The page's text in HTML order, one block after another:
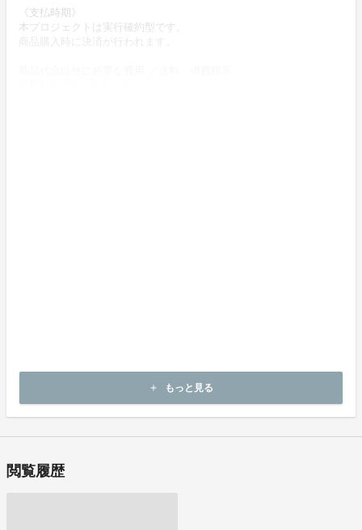
《支払時期》
本プロジェクトは実行確約型です。
商品購入時に決済が行われます。
商品到着後14日以内に出品者までご連絡いただいた後、
出品者から対応方法をお客様宛にご連絡致します。
add もっと見る
閲覧履歴